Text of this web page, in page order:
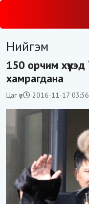
Нийгэм
150 орчим
хамрагдана
Цаг үе 2016-11-17